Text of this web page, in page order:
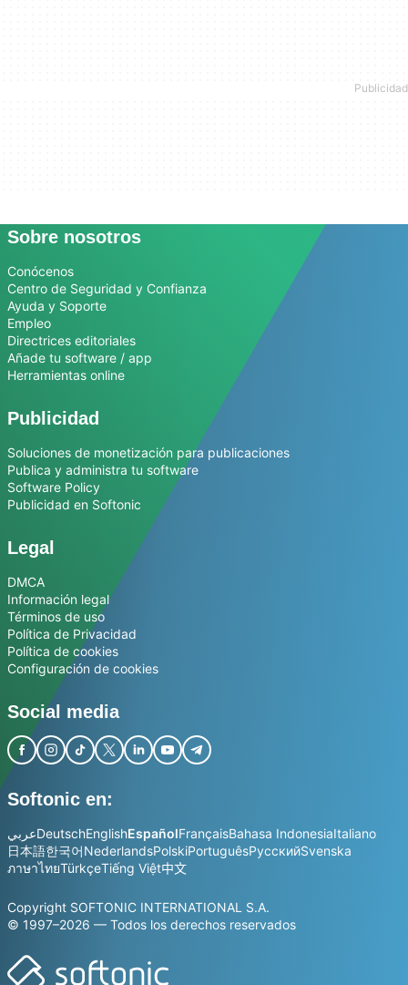
Sobre nosotros
Conócenos
Centro de Seguridad y Confianza
Ayuda y Soporte
Empleo
Directrices editoriales
Añade tu software / app
Herramientas online
Publicidad
Soluciones de monetización para publicaciones
Publica y administra tu software
Software Policy
Publicidad en Softonic
Legal
DMCA
Información legal
Términos de uso
Política de Privacidad
Política de cookies
Configuración de cookies
Social media
Softonic en:
عربيDeutschEnglishEspañolFrançaisBahasa IndonesiaItaliano
日本語한국어NederlandsPolskiPortuguêsРусскийSvenska
ภาษาไทยTürkçeTiếng Việt中文
Copyright SOFTONIC INTERNATIONAL S.A.
© 1997–2026 — Todos los derechos reservados